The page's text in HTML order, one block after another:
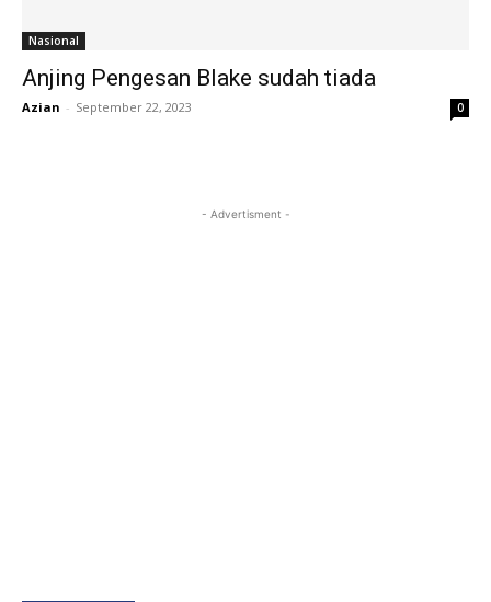
Nasional
Anjing Pengesan Blake sudah tiada
Azian - September 22, 2023 0
- Advertisment -